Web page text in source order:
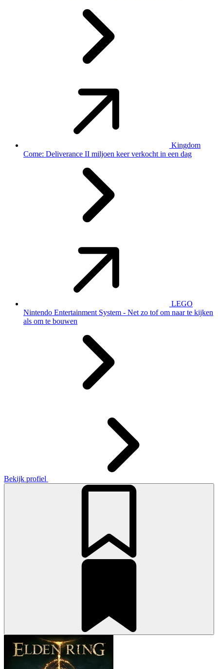
Kingdom
Come: Deliverance II miljoen keer verkocht in een dag
LEGO
Nintendo Entertainment System - Net zo tof om naar te kijken
als om te bouwen
Bekijk profiel